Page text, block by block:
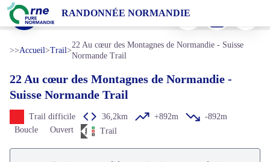
RANDONNÉE NORMANDIE
22 Au cœur des Montagnes de Normandie - Suisse Normande Trail
Voir l'image en plein écran
Imprimer
>>Accueil>Trail>
22 Au cœur des Montagnes de Normandie - Suisse
Normande Trail
22 Au cœur des Montagnes de Normandie -
Suisse Normande Trail
Trail difficile 36,2km +892m
-892m
Boucle
Ouvert Trail